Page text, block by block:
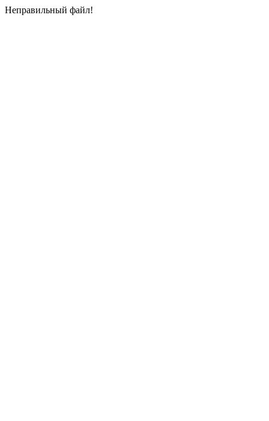
Неправильный файл!